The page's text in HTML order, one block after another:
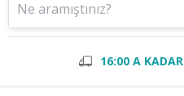
16:00 A KADAR